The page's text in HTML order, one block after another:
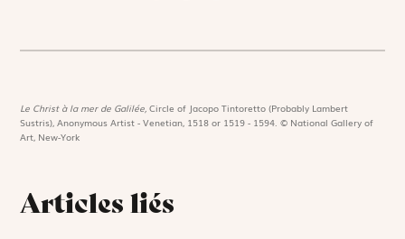
Le Christ à la mer de Galilée,Circle of Jacopo Tintoretto (Probably Lambert
Sustris), Anonymous Artist - Venetian, 1518 or 1519 - 1594. © National Gallery of
Art, New-York
Articles liés